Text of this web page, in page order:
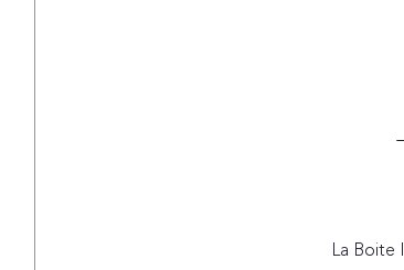
La Boite